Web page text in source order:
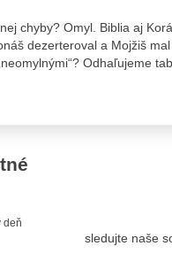
chyby? Omyl. Biblia aj
dezerteroval a Mojžiš
Odhaľujeme
deň
sledujte naše